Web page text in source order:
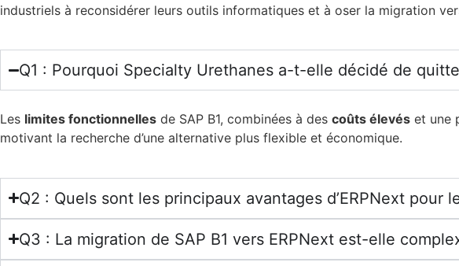
industriels à reconsidérer leurs outils informatiques et à oser la migration
Q1 : Pourquoi Specialty Urethanes a-t-elle décidé de
Les limites fonctionnelles de SAP B1, combinées à des coûts élevés et une
motivant la recherche d’une alternative plus flexible et économique.
Q2 : Quels sont les principaux avantages d’ERPNext pour
Q3 : La migration de SAP B1 vers ERPNext est-elle